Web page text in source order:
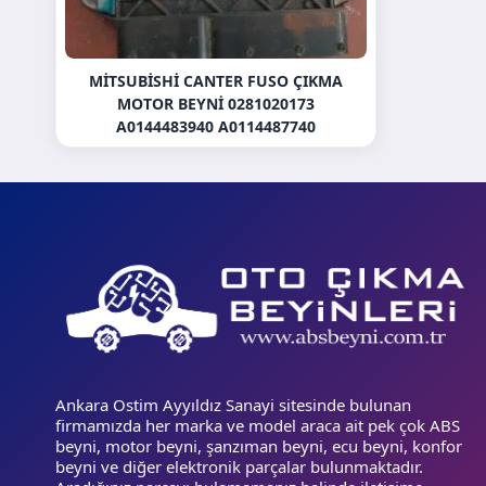
MITSUBISHI CANTER FUSO ÇIKMA
MOTOR BEYNI 0281020173
A0144483940 A0114487740
Ankara Ostim Ayyıldız Sanayi sitesinde bulunan
firmamızda her marka ve model araca ait pek çok ABS
beyni, motor beyni, şanzıman beyni, ecu beyni, konfor
beyni ve diğer elektronik parçalar bulunmaktadır.